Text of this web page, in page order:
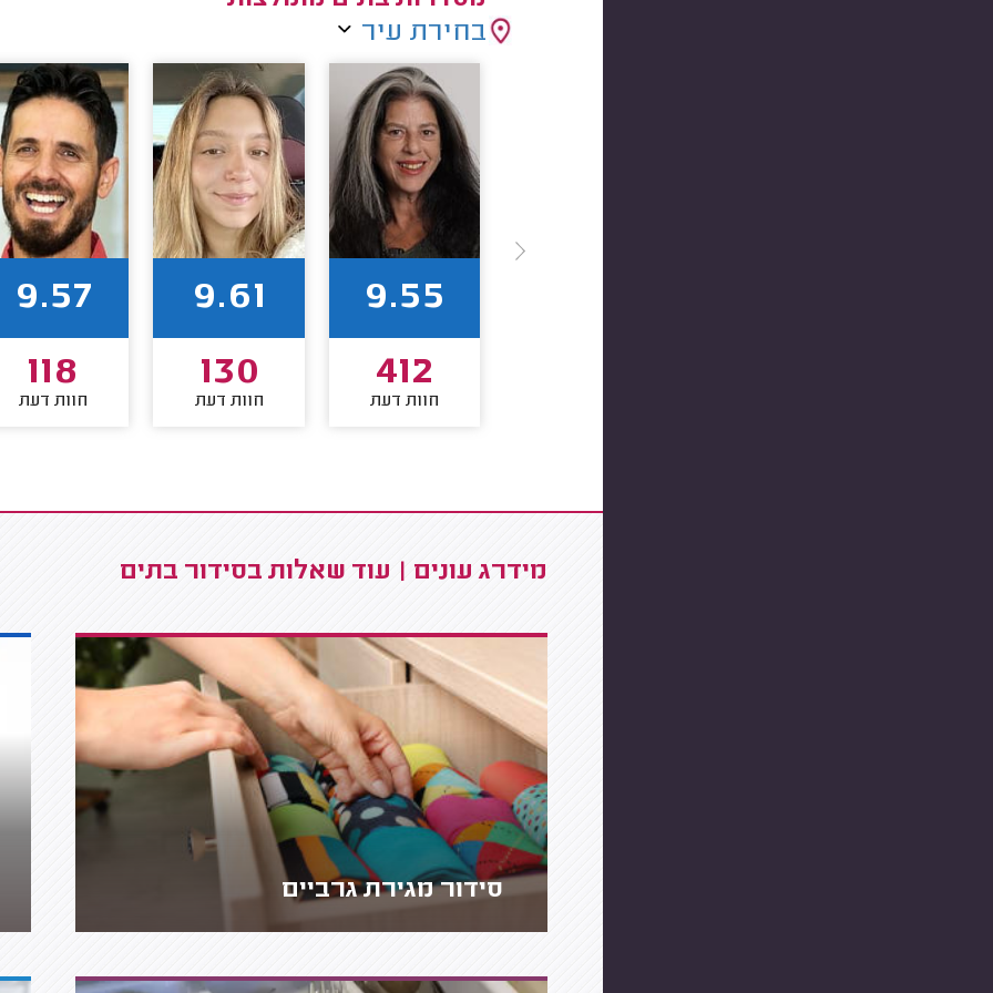
בחירת עיר
9.55
412
חוות דעת
9.61
130
חוות דעת
9.57
118
חוות דעת
מידרג עונים | עוד שאלות בסידור בתים
סידור מגירת גרביים